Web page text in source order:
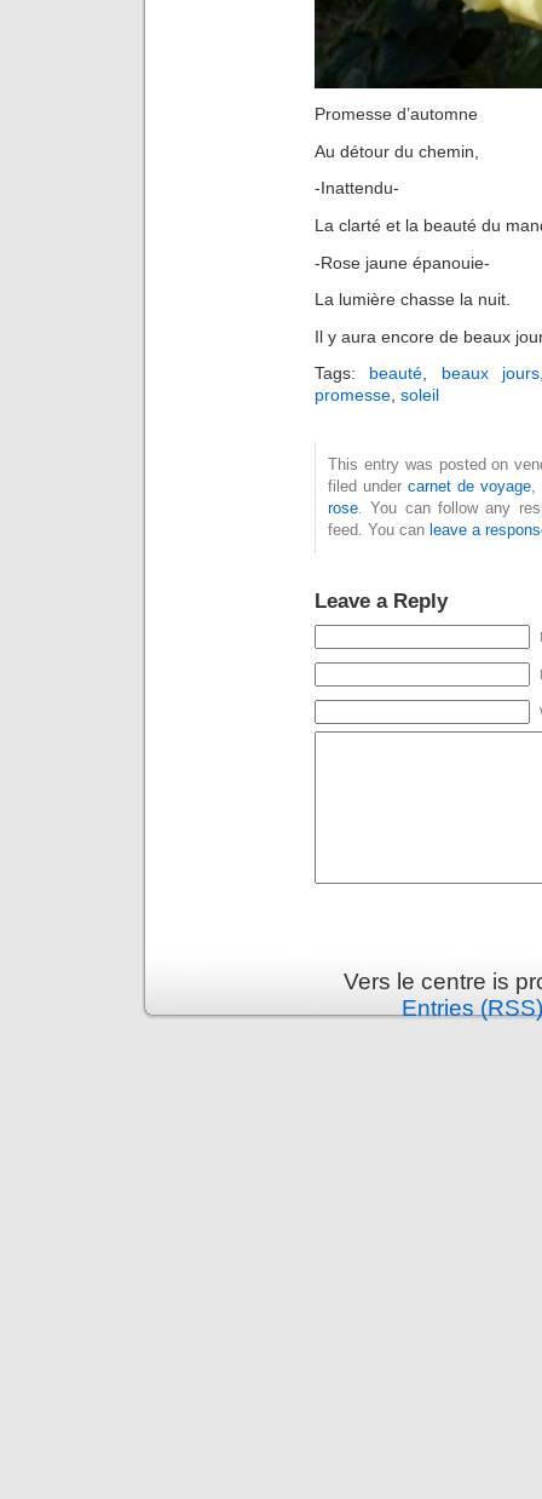
Promesse d’automne
Au détour du chemin,
-Inattendu-
La clarté et la beauté du
-Rose jaune épanouie-
La lumière chasse la nuit.
Il y aura encore de beaux
Tags: beauté, beaux jours
promesse, soleil
This entry was posted on
filed undercarnet de voyage,
rose. You can follow any
feed. You can leave a
Leave a Reply
Vers le centre is
Entries (RSS)